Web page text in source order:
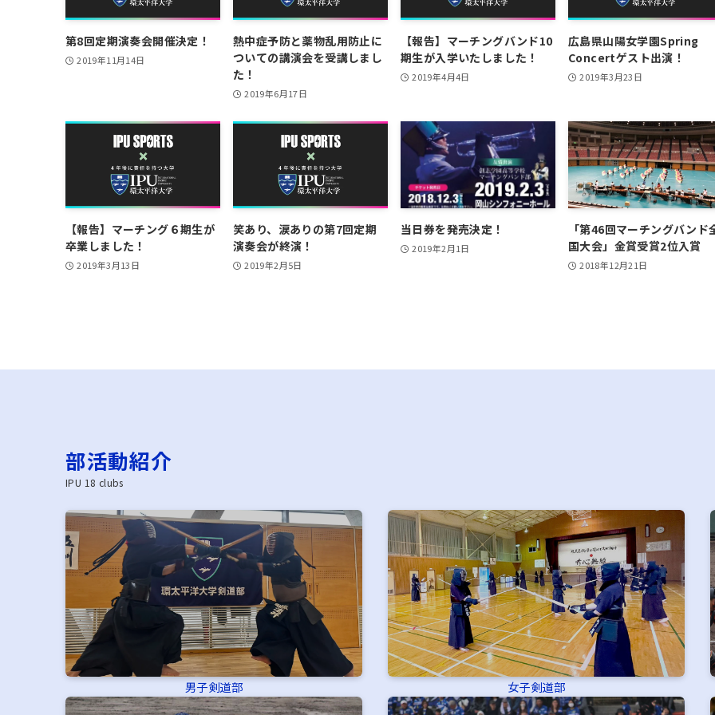
第8回定期演奏会開催決定！
2019年11月14日
熱中症予防と薬物乱用防止に
ついての講演会を受講しまし
た！
2019年6月17日
【報告】マーチングバンド10
期生が入学いたしました！
2019年4月4日
広島県山陽女学園Spring
Concertゲスト出演！
2019年3月23日
【報告】マーチング６期生が
卒業しました！
2019年3月13日
笑あり、涙ありの第7回定期
演奏会が終演！
2019年2月5日
当日券を発売決定！
2019年2月1日
「第46回マーチングバンド
国大会」金賞受賞2位入賞
2018年12月21日
部活動紹介
IPU 18 clubs
男子剣道部 女子剣道部